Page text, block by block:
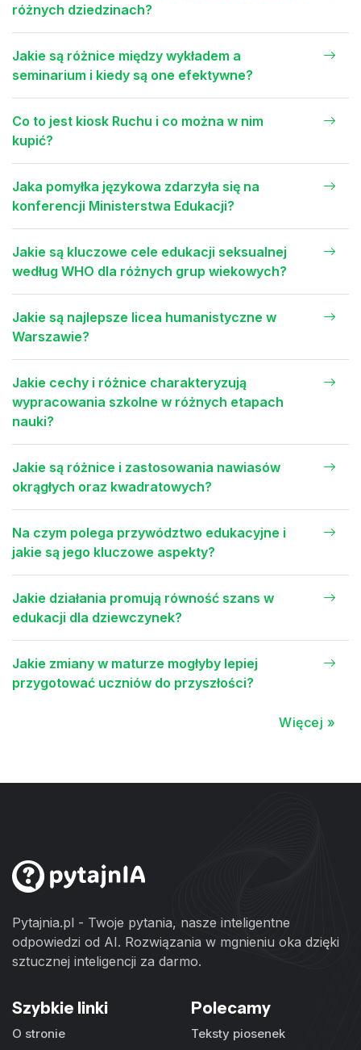
różnych dziedzinach?
Jakie są różnice między wykładem a
seminarium i kiedy są one efektywne?
Co to jest kiosk Ruchu i co można w nim
kupić?
Jaka pomyłka językowa zdarzyła się na
konferencji Ministerstwa Edukacji?
Jakie są kluczowe cele edukacji seksualnej
według WHO dla różnych grup wiekowych?
Jakie są najlepsze licea humanistyczne w
Warszawie?
Jakie cechy i różnice charakteryzują
wypracowania szkolne w różnych etapach
nauki?
Jakie są różnice i zastosowania nawiasów
okrągłych oraz kwadratowych?
Na czym polega przywództwo edukacyjne i
jakie są jego kluczowe aspekty?
Jakie działania promują równość szans w
edukacji dla dziewczynek?
Jakie zmiany w maturze mogłyby lepiej
przygotować uczniów do przyszłości?
Więcej »
Pytajnia.pl - Twoje pytania, nasze inteligentne
odpowiedzi od AI. Rozwiązania w mgnieniu oka dzięki
sztucznej inteligencji za darmo.
Szybkie linki
O stronie
Polecamy
Teksty piosenek